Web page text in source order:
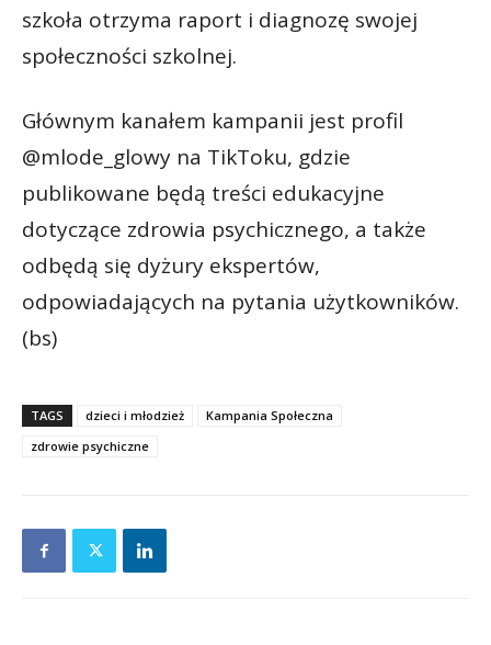
szkoła otrzyma raport i diagnozę swojej
społeczności szkolnej.
Głównym kanałem kampanii jest profil
@mlode_glowy na TikToku, gdzie
publikowane będą treści edukacyjne
dotyczące zdrowia psychicznego, a także
odbędą się dyżury ekspertów,
odpowiadających na pytania użytkowników.
(bs)
TAGS dzieci i młodzież
Kampania Społeczna
zdrowie psychiczne